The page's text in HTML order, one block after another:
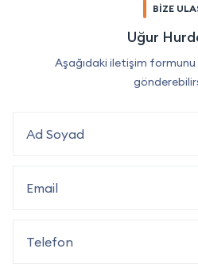
BİZE
Uğur
Aşağıdaki iletişim